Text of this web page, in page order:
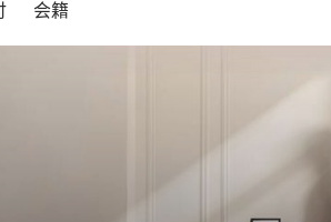
会籍